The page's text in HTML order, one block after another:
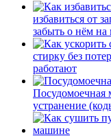
избавиться от
забыть о нём на
стирку без
работают
Посудомоечная
устранение